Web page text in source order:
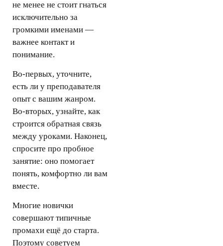
не менее не стоит гнаться
исключительно за
громкими именами —
важнее контакт и
понимание.
Во-первых, уточните,
есть ли у преподавателя
опыт с вашим жанром.
Во-вторых, узнайте, как
строится обратная связь
между уроками. Наконец,
спросите про пробное
занятие: оно помогает
понять, комфортно ли вам
вместе.
Многие новички
совершают типичные
промахи ещё до старта.
Поэтому советуем